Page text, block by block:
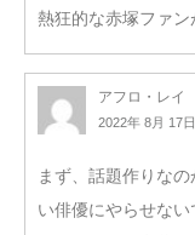
熱狂的な赤塚ファン
アフロ・レイ
2022年 8月 17日
まず、話題作りな
い俳優にやらせな